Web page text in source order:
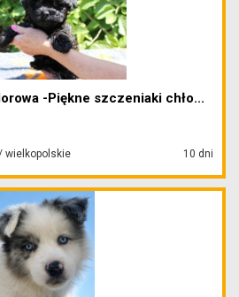
-Piękne szczeniaki chło...
wielkopolskie 10 dni